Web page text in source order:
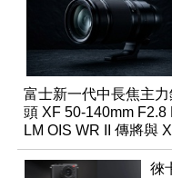
富士新一代中長焦主力
頭 XF 50-140mm F2.8
LM OIS WR II 傳將與
同步亮相
徠